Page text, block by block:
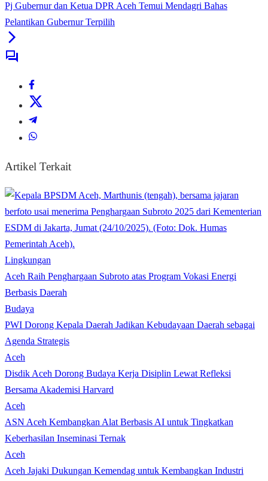
Pj Gubernur dan Ketua DPR Aceh Temui Mendagri Bahas
Pelantikan Gubernur Terpilih
Artikel Terkait
Lingkungan
Aceh Raih Penghargaan Subroto atas Program Vokasi Energi
Berbasis Daerah
Budaya
PWI Dorong Kepala Daerah Jadikan Kebudayaan Daerah sebagai
Agenda Strategis
Aceh
Disdik Aceh Dorong Budaya Kerja Disiplin Lewat Refleksi
Bersama Akademisi Harvard
Aceh
ASN Aceh Kembangkan Alat Berbasis AI untuk Tingkatkan
Keberhasilan Inseminasi Ternak
Aceh
Aceh Jajaki Dukungan Kemendag untuk Kembangkan Industri